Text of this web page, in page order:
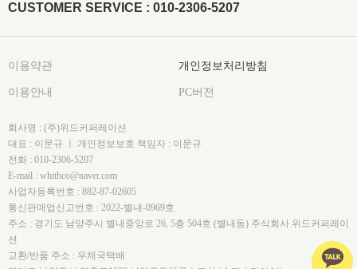
CUSTOMER SERVICE : 010-2306-5207
이용약관 개인정보처리방침
이용안내 PC버전
회사명 : (주)위드커퍼레이션
대표 : 이문규 ㅣ 개인정보보호 책임자 : 이문규
전화 : 010-2306-5207
E-mail : whithco@naver.com
사업자등록번호 : 882-87-02605
통신판매업신고번호 : 2022-별내-0969호
주소 : 경기도 남양주시 별내중앙로 26, 5층 504호 (별내동) 주식회사 위드커퍼레이
션
교환/반품 주소 : 우체국택배